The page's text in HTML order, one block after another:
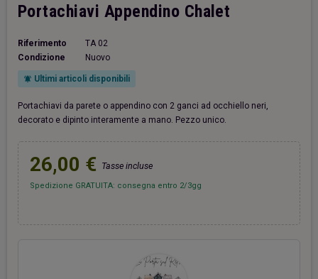
Portachiavi Appendino Chalet
Riferimento
TA 02
Condizione
Nuovo
notifications_active Ultimi articoli disponibili
Portachiavi da parete o appendino con 2 ganci ad occhiello neri,
decorato e dipinto interamente a mano. Pezzo unico.
26,00 € Tasse incluse
Spedizione GRATUITA: consegna entro 2/3gg